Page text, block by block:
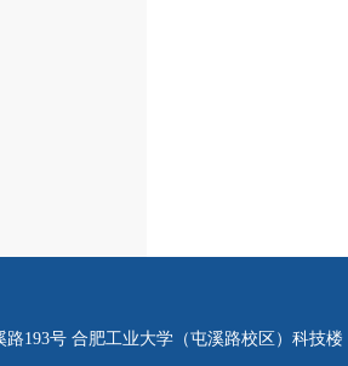
193号 合肥工业大学（屯溪路校区）科技楼